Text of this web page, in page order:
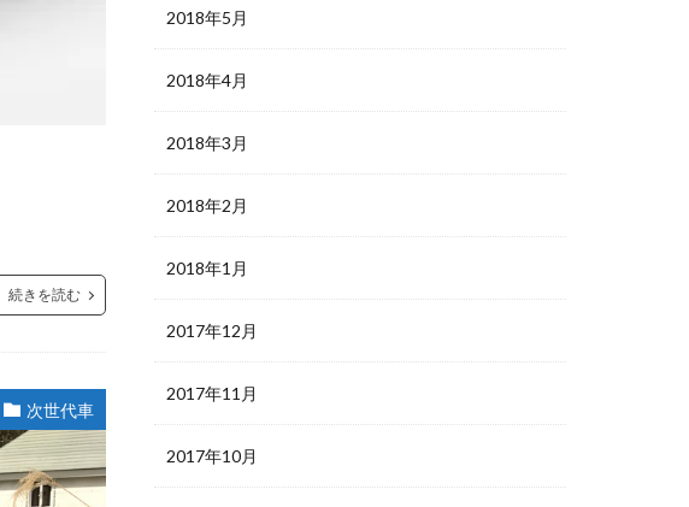
続きを読む
次世代車
2018年5月
2018年4月
2018年3月
2018年2月
2018年1月
2017年12月
2017年11月
2017年10月